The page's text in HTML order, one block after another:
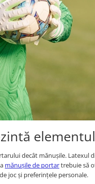
decât mănușile. Latexul
mănușile de portartrebuie să
joc și preferințele personale.